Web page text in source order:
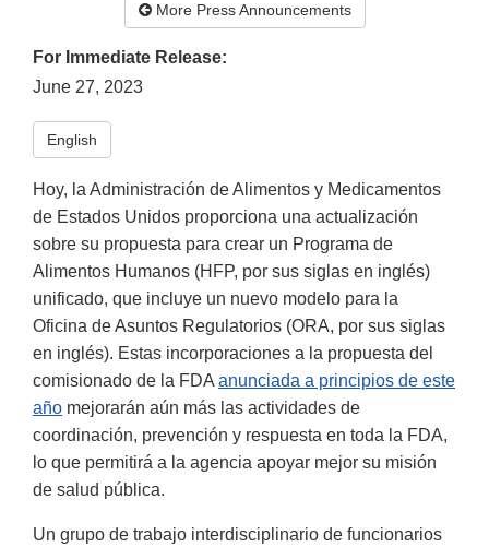
More Press Announcements
For Immediate Release:
June 27, 2023
English
Hoy, la Administración de Alimentos y Medicamentos
de Estados Unidos proporciona una actualización
sobre su propuesta para crear un Programa de
Alimentos Humanos (HFP, por sus siglas en inglés)
unificado, que incluye un nuevo modelo para la
Oficina de Asuntos Regulatorios (ORA, por sus siglas
en inglés). Estas incorporaciones a la propuesta del
comisionado de la FDA anunciada a principios de este
año mejorarán aún más las actividades de
coordinación, prevención y respuesta en toda la FDA,
lo que permitirá a la agencia apoyar mejor su misión
de salud pública.
Un grupo de trabajo interdisciplinario de funcionarios